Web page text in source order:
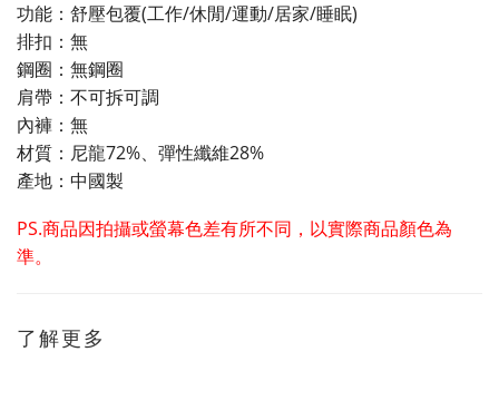
功能：舒壓包覆(工作/休閒/運動/居家/睡眠)
排扣：無
鋼圈：無鋼圈
肩帶：不可拆可調
內褲：無
材質：尼龍72%、彈性纖維28%
產地：中國製
PS.商品因拍攝或螢幕色差有所不同，以實際商品顏色為
準。
了解更多